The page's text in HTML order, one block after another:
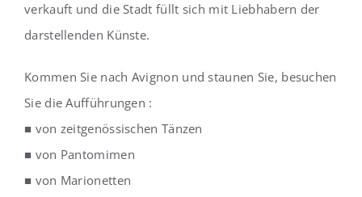
verkauft und die Stadt füllt sich mit Liebhabern der
darstellenden Künste.
Kommen Sie nach Avignon und staunen Sie, besuchen
Sie die Aufführungen :
■ von zeitgenössischen Tänzen
■ von Pantomimen
■ von Marionetten